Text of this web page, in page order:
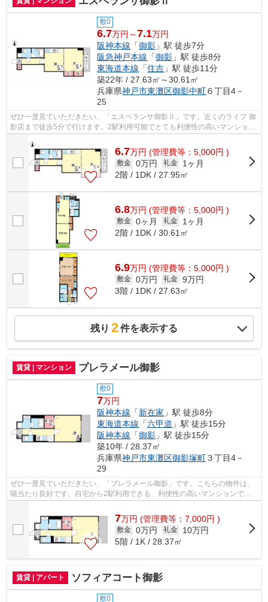
敷0
6.7万円～7.1万円
阪神本線 「御影 」駅 徒歩7分
阪急神戸本線 「御影 」駅 徒歩8分
東海道本線 「住吉 」駅 徒歩11分
築22年 / 27.63㎡～30.61㎡
兵庫県神戸市東灘区御影中町６丁目4－
25
ぜひ一度見ていただきたい、「エスペランサ御影Ⅱ」です。近くのライフ 御
影店まで徒歩5分で行けます。2駅利用可能でとても利便性の高いマンション
6.7万円 (管理費等：5,000円 )
敷金 0万円 礼金
1ヶ月
2階 / 1DK / 27.95㎡
6.8万円 (管理費等：5,000円 )
敷金 0ヶ月 礼金
1ヶ月
2階 / 1DK / 30.61㎡
6.9万円 (管理費等：5,000円 )
敷金 0万円 礼金 9万円
3階 / 1DK / 27.63㎡
残り 2件を表示する
賃貸 | マンション プレラメール御影
敷0
7万円
阪神本線 「新在家 」駅 徒歩8分
東海道本線 「六甲道 」駅 徒歩15分
阪神本線 「御影 」駅 徒歩15分
築10年 / 28.37㎡
兵庫県神戸市東灘区御影塚町３丁目4－
29
ぜひ一度見ていただきたい、「プレラメール御影」です。こちらの物件は、
陽当たり良好です。自宅から2駅利用できる、利便性の高いマンションで
7万円 (管理費等：7,000円 )
敷金 0万円 礼金
10万円
5階 / 1K / 28.37㎡
賃貸 | アパート ソフィアコート御影
敷0